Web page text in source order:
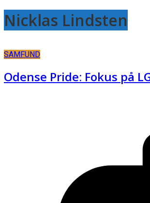
Nicklas Lindsten
SAMFUND
Odense Pride: Fokus på